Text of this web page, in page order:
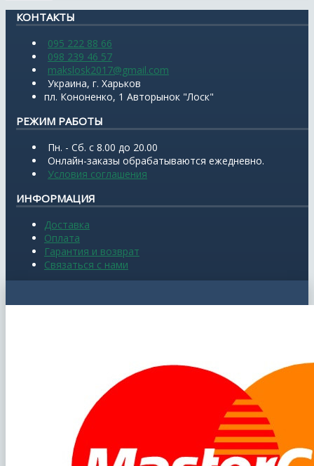
КОНТАКТЫ
095 222 88 66
098 239 46 57
makslosk2017@gmail.com
Украина, г. Харьков
пл. Кононенко, 1 Авторынок "Лоск"
РЕЖИМ РАБОТЫ
Пн. - Сб. с 8.00 до 20.00
Онлайн-заказы обрабатываются ежедневно.
Условия соглашения
ИНФОРМАЦИЯ
Доставка
Оплата
Гарантия и возврат
Связаться с нами